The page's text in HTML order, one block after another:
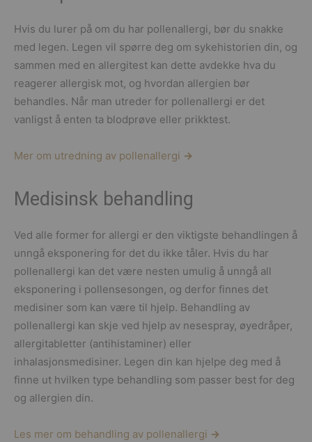
Hvis du lurer på om du har pollenallergi, bør du snakke
med legen. Legen vil spørre deg om sykehistorien din, og
sammen med en allergitest kan dette avdekke hva du
reagerer allergisk mot, og hvordan allergien bør
behandles. Når man utreder for pollenallergi er det
vanligst å enten ta blodprøve eller prikktest.
Mer om utredning av pollenallergi →
Medisinsk behandling
Ved alle former for allergi er den viktigste behandlingen å
unngå eksponering for det du ikke tåler. Hvis du har
pollenallergi kan det være nesten umulig å unngå all
eksponering i pollensesongen, og derfor finnes det
medisiner som kan være til hjelp. Behandling av
pollenallergi kan skje ved hjelp av nesespray, øyedråper,
allergitabletter (antihistaminer) eller
inhalasjonsmedisiner. Legen din kan hjelpe deg med å
finne ut hvilken type behandling som passer best for deg
og allergien din.
Les mer om behandling av pollenallergi →